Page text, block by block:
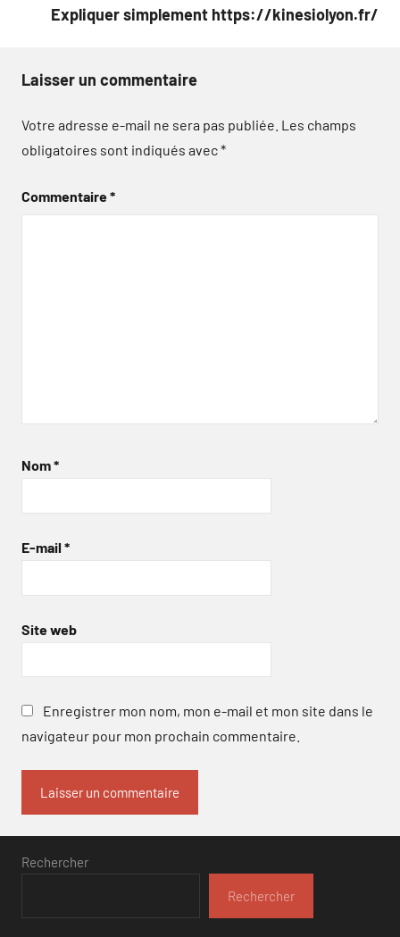
Expliquer simplement https://kinesiolyon.fr/
Laisser un commentaire
Votre adresse e-mail ne sera pas publiée. Les champs
obligatoires sont indiqués avec*
Commentaire*
Nom*
E-mail *
Site web
Enregistrer mon nom, mon e-mail et mon site dans le
navigateur pour mon prochain commentaire.
Rechercher
Rechercher